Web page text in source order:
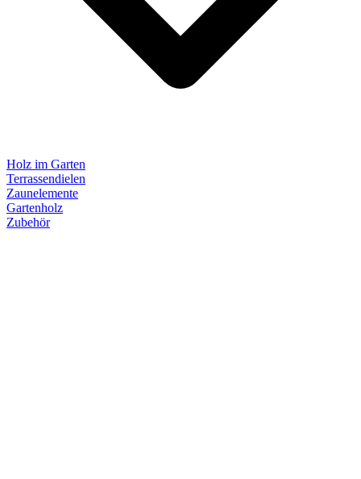
Holz im Garten
Terrassendielen
Zaunelemente
Gartenholz
Zubehör